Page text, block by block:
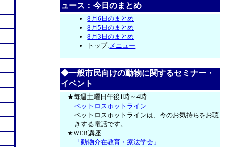
ュース：今日のまとめ
8月6日のまとめ
8月5日のまとめ
8月3日のまとめ
トップ: メニュー
◆一般市民向けの動物に関するセミナー・
イベント
★毎週土曜日午後1時～4時
ペットロスホットライン
ペットロスホットラインは、今のお気持ちをお聴
きする電話です。
★WEB講座
「動物介在教育・療法学会」